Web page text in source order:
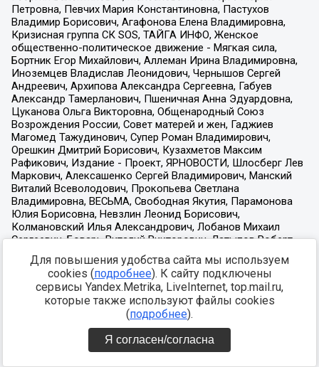
Для повышения удобства сайта мы используем
cookies (подробнее). К сайту подключены
сервисы Yandex.Metrika, LiveInternet, top.mail.ru,
которые также используют файлы cookies
(подробнее).
Я согласен/согласна